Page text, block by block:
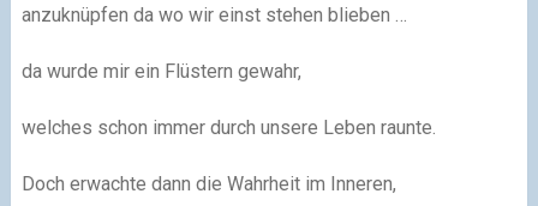
anzuknüpfen da wo wir einst stehen blieben …
da wurde mir ein Flüstern gewahr,
welches schon immer durch unsere Leben raunte.
Doch erwachte dann die Wahrheit im Inneren,